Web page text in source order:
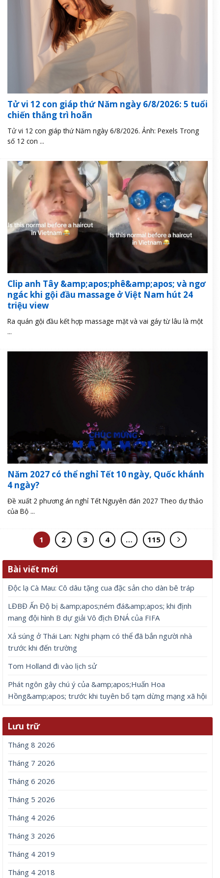
Tử vi 12 con giáp thứ Năm ngày 6/8/2026: 5 tuổi
chiến thắng trì hoãn
Tử vi 12 con giáp thứ Năm ngày 6/8/2026. Ảnh: Pexels Trong
số 12 con ...
Clip anh Tây &amp;apos;phê&amp;apos; và ngơ
ngác khi gội đầu massage ở Việt Nam hút 24
triệu view
Ra quán gội đầu kết hợp massage mặt và vai gáy từ lâu là một
...
Năm 2027 có thể nghỉ Tết 10 ngày, Quốc khánh
4 ngày?
Đề xuất 2 phương án nghỉ Tết Nguyên đán 2027 Theo dự thảo
của Bộ ...
1 2 3 4 … 115
Bài viết mới
Độc lạ Cà Mau: Cô dâu tặng cua đặc sản cho dàn bê tráp
LĐBĐ Ấn Độ bị &amp;apos;ném đá&amp;apos; khi định
mang đội hình B dự giải Vô địch ĐNÁ của FIFA
Xả súng ở Thái Lan: Nghi phạm có thể đã bắn người nhà
trước khi đến trường
Tom Holland đi vào lịch sử
Phát ngôn gây chú ý của &amp;apos;Huấn Hoa
Hồng&amp;apos; trước khi tuyên bố tạm dừng mạng xã hội
Lưu trữ
Tháng 8 2026
Tháng 7 2026
Tháng 6 2026
Tháng 5 2026
Tháng 4 2026
Tháng 3 2026
Tháng 4 2019
Tháng 4 2018